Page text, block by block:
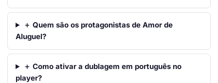
＋ Quem são os protagonistas de Amor de
Aluguel?
＋ Como ativar a dublagem em português no
player?